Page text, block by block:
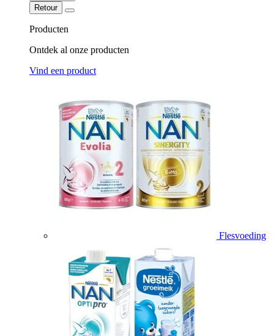
Retour
Producten
Ontdek al onze producten
Vind een product
Flesvoeding